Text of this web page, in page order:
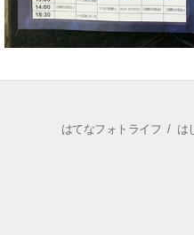
はてなフォトライフ / は